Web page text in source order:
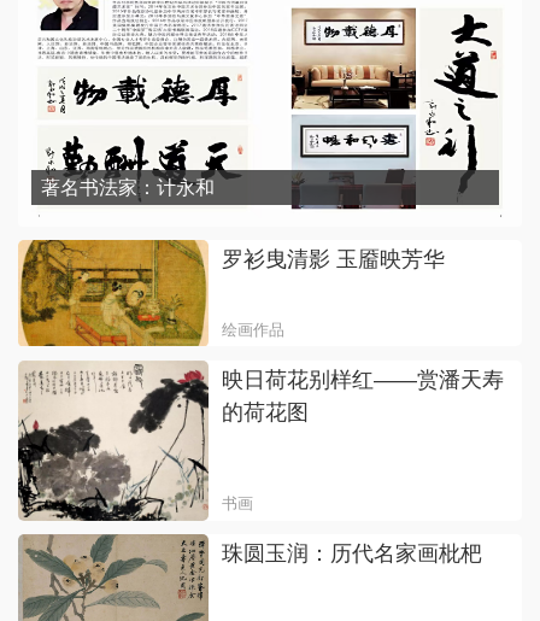
著名书法家：计永和
罗衫曳清影 玉靥映芳华
绘画作品
映日荷花别样红——赏潘天寿
的荷花图
书画
珠圆玉润：历代名家画枇杷